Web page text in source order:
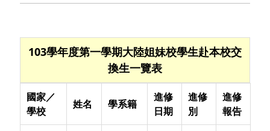
103學年度第一學期大陸姐妹校學生赴本校交
換生一覽表
國家／
學校
姓名 學系籍
進修
日期
進修
別
進修
報告